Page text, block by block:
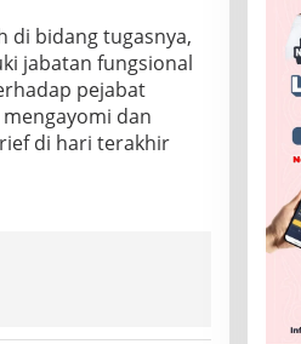
di bidang tugasnya,
jabatan fungsional
pejabat
dan
di hari terakhir